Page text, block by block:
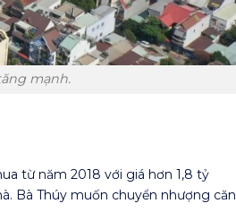
mạnh.
từ năm 2018 với giá hơn 1,8 tỷ
Bà Thúy muốn chuyển nhượng căn